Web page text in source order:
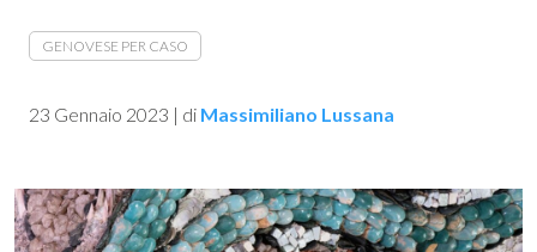
GENOVESE PER CASO
23 Gennaio 2023 | di Massimiliano Lussana